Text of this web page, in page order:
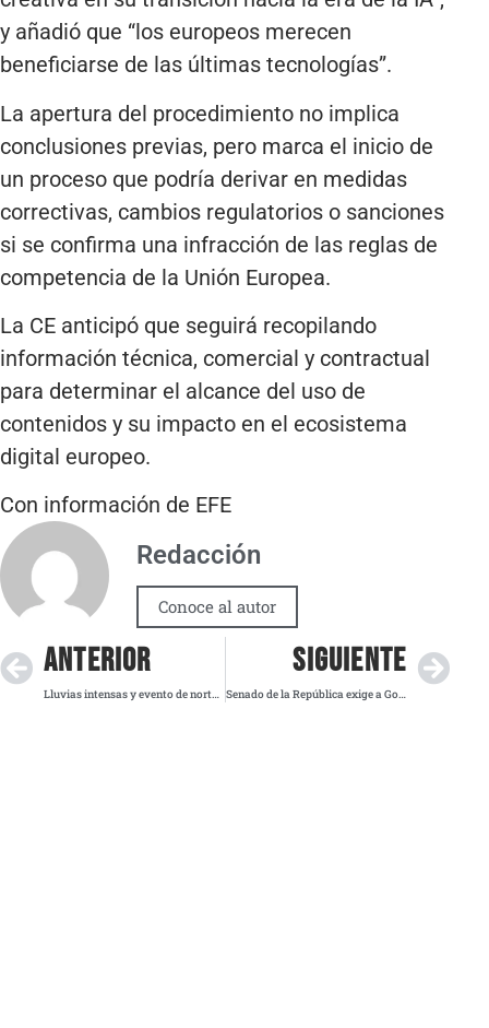
y añadió que “los europeos merecen
beneficiarse de las últimas tecnologías”.
La apertura del procedimiento no implica
conclusiones previas, pero marca el inicio de
un proceso que podría derivar en medidas
correctivas, cambios regulatorios o sanciones
si se confirma una infracción de las reglas de
competencia de la Unión Europea.
La CE anticipó que seguirá recopilando
información técnica, comercial y contractual
para determinar el alcance del uso de
contenidos y su impacto en el ecosistema
digital europeo.
Con información de EFE
Redacción
Conoce al autor
ANTERIOR
Lluvias intensas y evento de norte afectarán este martes en varias regiones del país
SIGUIENTE
Senado de la República exige a Google frenar fraudes con imágenes institucionales en YouTube